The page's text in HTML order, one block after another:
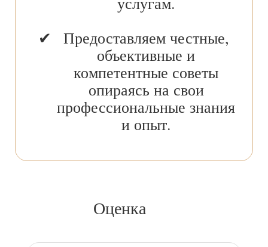
Предоставляем честные,
объективные и
компетентные советы
опираясь на свои
профессиональные знания
и опыт.
Оценка